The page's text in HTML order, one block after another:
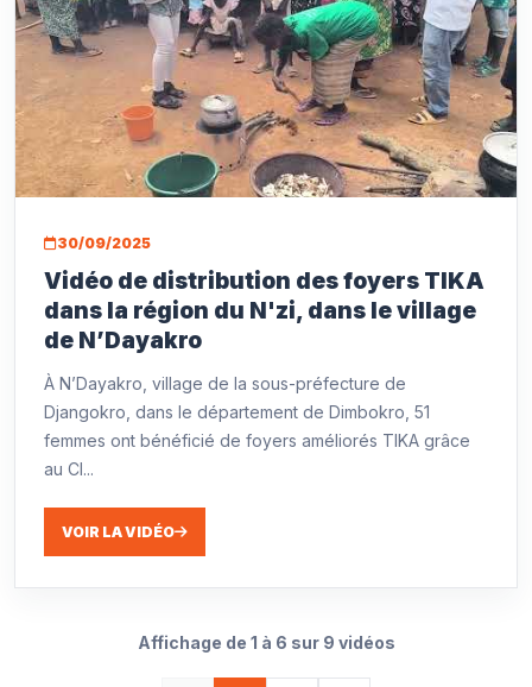
30/09/2025
Vidéo de distribution des foyers TIKA
dans la région du N'zi, dans le village
de N’Dayakro
À N’Dayakro, village de la sous-préfecture de
Djangokro, dans le département de Dimbokro, 51
femmes ont bénéficié de foyers améliorés TIKA grâce
au CI...
VOIR LA VIDÉO
Affichage de 1 à 6 sur 9 vidéos